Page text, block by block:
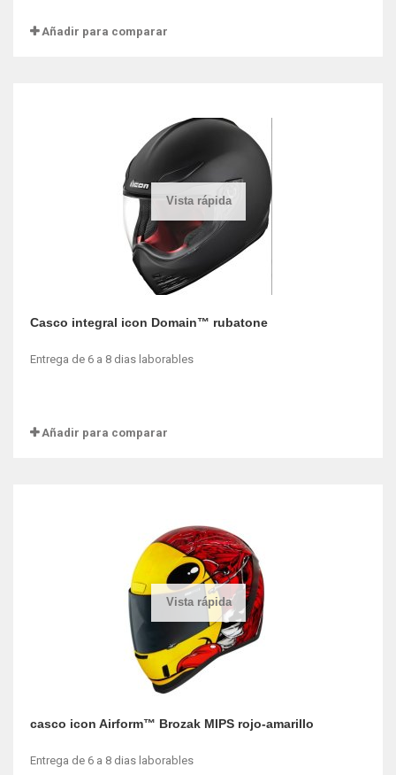
Añadir para comparar
Vista rápida
Casco integral icon Domain™ rubatone
Entrega de 6 a 8 dias laborables
Añadir para comparar
Vista rápida
casco icon Airform™ Brozak MIPS rojo-amarillo
Entrega de 6 a 8 dias laborables